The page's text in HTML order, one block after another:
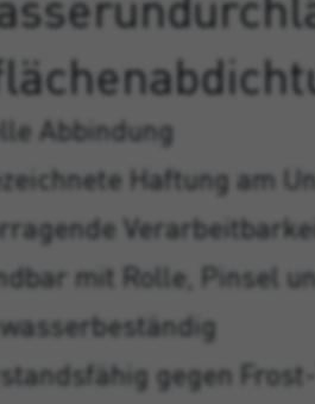
Abbindung
Haftung am
mit Rolle, Pinsel
gegen